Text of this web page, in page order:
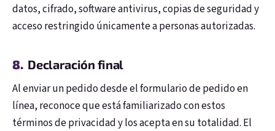
datos, cifrado, software antivirus, copias de seguridad y
acceso restringido únicamente a personas autorizadas.
Declaración final
Al enviar un pedido desde el formulario de pedido en
línea, reconoce que está familiarizado con estos
términos de privacidad y los acepta en su totalidad. El